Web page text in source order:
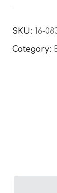
SKU: 16-
Category: